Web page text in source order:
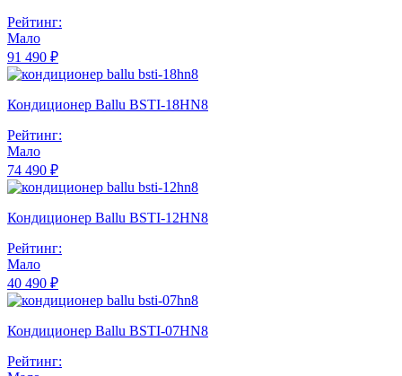
Рейтинг:
Мало
91 490 ₽
Кондиционер Ballu BSTI-18HN8
Рейтинг:
Мало
74 490 ₽
Кондиционер Ballu BSTI-12HN8
Рейтинг:
Мало
40 490 ₽
Кондиционер Ballu BSTI-07HN8
Рейтинг: